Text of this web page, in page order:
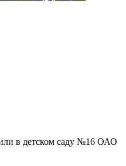
в детском саду №16 ОАО